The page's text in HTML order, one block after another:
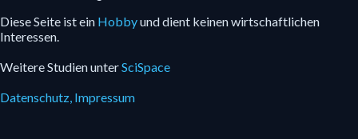
Diese Seite ist ein Hobbyund dient keinen wirtschaftlichen
Interessen.
Weitere Studien unterSciSpace
Datenschutz, Impressum